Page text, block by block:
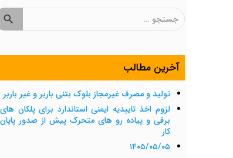
جستجو
آخرین مطالب
تولید و مصرف غیرمجاز بلوک بتنی باربر و غیر باربر
لزوم اخذ تاییدیه ایمنی استاندارد برای پلکان های
برقی و پیاده رو های متحرک پیش از صدور پایان
کار
۱۴۰۵/۰۵/۰۵